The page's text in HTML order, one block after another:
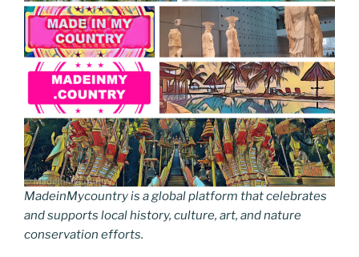
MadeinMycountry is a global platform that celebrates
and supports local history, culture, art, and nature
conservation efforts.